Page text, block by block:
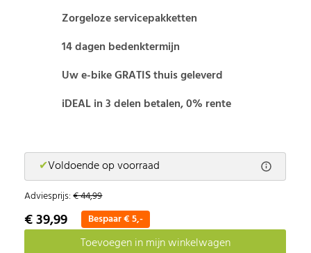
Zorgeloze servicepakketten
14 dagen bedenktermijn
Uw e-bike GRATIS thuis geleverd
iDEAL in 3 delen betalen, 0% rente
✔Voldoende op voorraad
Adviesprijs:€ 44,99
€ 39,99 Bespaar € 5,-